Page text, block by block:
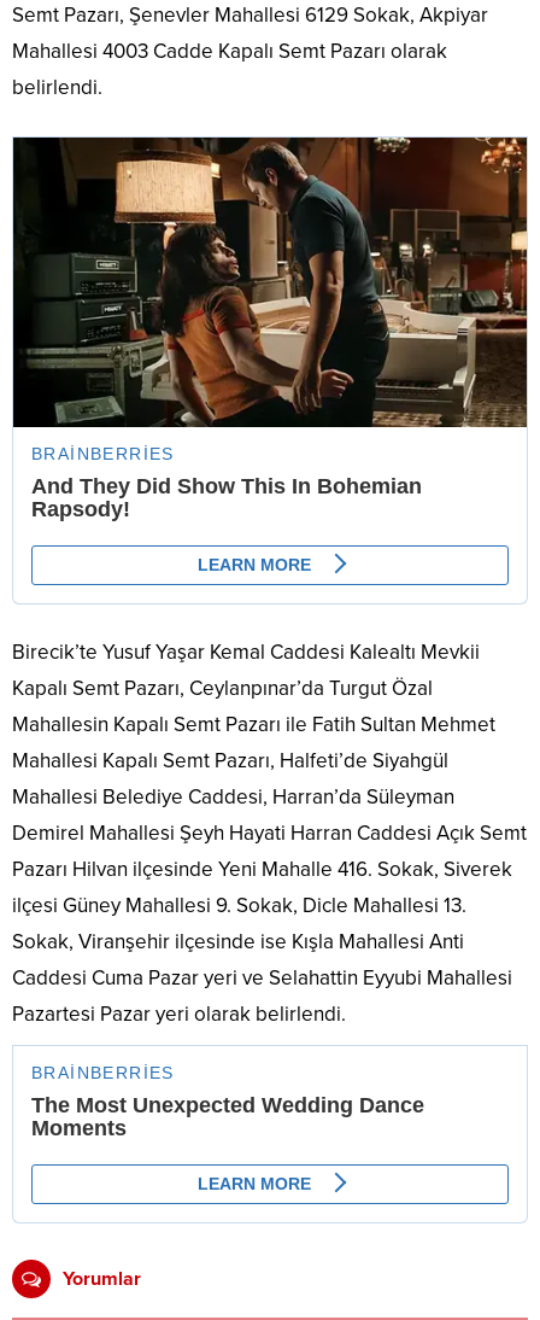
Semt Pazarı, Şenevler Mahallesi 6129 Sokak, Akpiyar
Mahallesi 4003 Cadde Kapalı Semt Pazarı olarak
belirlendi.
Birecik’te Yusuf Yaşar Kemal Caddesi Kalealtı Mevkii
Kapalı Semt Pazarı, Ceylanpınar’da Turgut Özal
Mahallesin Kapalı Semt Pazarı ile Fatih Sultan Mehmet
Mahallesi Kapalı Semt Pazarı, Halfeti’de Siyahgül
Mahallesi Belediye Caddesi, Harran’da Süleyman
Demirel Mahallesi Şeyh Hayati Harran Caddesi Açık Semt
Pazarı Hilvan ilçesinde Yeni Mahalle 416. Sokak, Siverek
ilçesi Güney Mahallesi 9. Sokak, Dicle Mahallesi 13.
Sokak, Viranşehir ilçesinde ise Kışla Mahallesi Anti
Caddesi Cuma Pazar yeri ve Selahattin Eyyubi Mahallesi
Pazartesi Pazar yeri olarak belirlendi.
Yorumlar